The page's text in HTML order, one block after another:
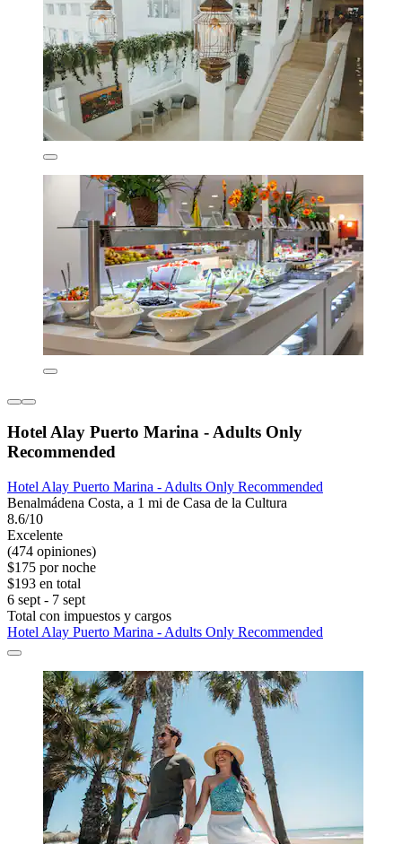
Hotel Alay Puerto Marina - Adults Only
Recommended
Hotel Alay Puerto Marina - Adults Only Recommended
Benalmádena Costa, a 1 mi de Casa de la Cultura
8.6/10
Excelente
(474 opiniones)
$175 por noche
$193 en total
6 sept - 7 sept
Total con impuestos y cargos
Hotel Alay Puerto Marina - Adults Only Recommended